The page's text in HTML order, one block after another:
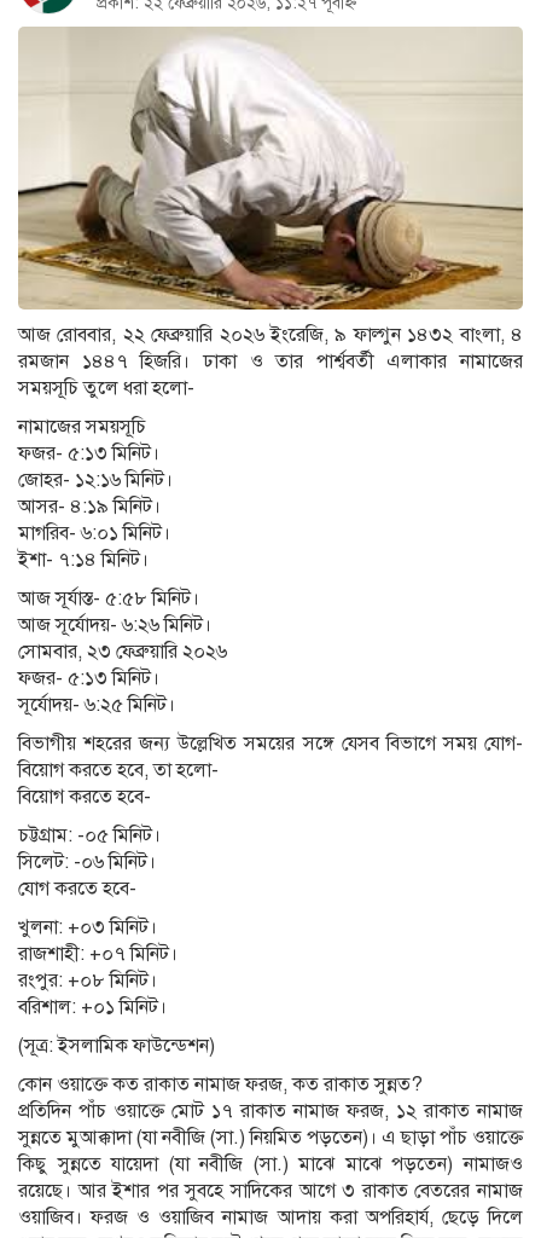
আজ রোববার, ২২ ফেব্রুয়ারি ২০২৬ ইংরেজি, ৯ ফাল্গুন ১৪৩২ বাংলা, ৪
রমজান ১৪৪৭ হিজরি। ঢাকা ও তার পার্শ্ববর্তী এলাকার নামাজের
সময়সূচি তুলে ধরা হলো-
নামাজের সময়সূচি
ফজর- ৫:১৩ মিনিট।
জোহর- ১২:১৬ মিনিট।
আসর- ৪:১৯ মিনিট।
মাগরিব- ৬:০১ মিনিট।
ইশা- ৭:১৪ মিনিট।
আজ সূর্যাস্ত- ৫:৫৮ মিনিট।
আজ সূর্যোদয়- ৬:২৬ মিনিট।
সোমবার, ২৩ ফেব্রুয়ারি ২০২৬
ফজর- ৫:১৩ মিনিট।
সূর্যোদয়- ৬:২৫ মিনিট।
বিভাগীয় শহরের জন্য উল্লেখিত সময়ের সঙ্গে যেসব বিভাগে সময় যোগ-
বিয়োগ করতে হবে, তা হলো-
বিয়োগ করতে হবে-
চট্টগ্রাম: -০৫ মিনিট।
সিলেট: -০৬ মিনিট।
যোগ করতে হবে-
খুলনা: +০৩ মিনিট।
রাজশাহী: +০৭ মিনিট।
রংপুর: +০৮ মিনিট।
বরিশাল: +০১ মিনিট।
(সূত্র: ইসলামিক ফাউন্ডেশন)
কোন ওয়াক্তে কত রাকাত নামাজ ফরজ, কত রাকাত সুন্নত?
প্রতিদিন পাঁচ ওয়াক্তে মোট ১৭ রাকাত নামাজ ফরজ, ১২ রাকাত নামাজ
সুন্নতে মুআক্কাদা (যা নবীজি (সা.) নিয়মিত পড়তেন)। এ ছাড়া পাঁচ ওয়াক্তে
কিছু সুন্নতে যায়েদা (যা নবীজি (সা.) মাঝে মাঝে পড়তেন) নামাজও
রয়েছে। আর ইশার পর সুবহে সাদিকের আগে ৩ রাকাত বেতরের নামাজ
ওয়াজিব। ফরজ ও ওয়াজিব নামাজ আদায় করা অপরিহার্য, ছেড়ে দিলে